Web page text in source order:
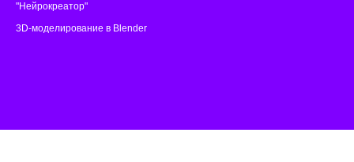
"Нейрокреатор"
3D-моделирование в Blender